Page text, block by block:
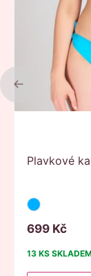
Plavkové
699 Kč
13 KS
Previous